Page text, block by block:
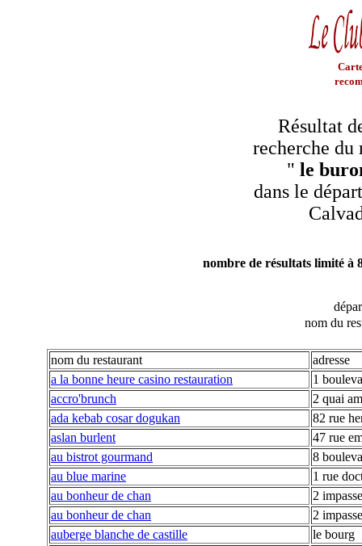
Résultat
recherche du
" le
dans le
nombre de résultats limité à
nom du
nom du restaurant
adresse
a la bonne heure casino restauration
1
accro'brunch
2 quai
ada kebab cosar dogukan
82 rue
aslan burlent
47 rue
au bistrot gourmand
8
au blue marine
1 rue
au bonheur de chan
2
au bonheur de chan
2
auberge blanche de castille
le bourg